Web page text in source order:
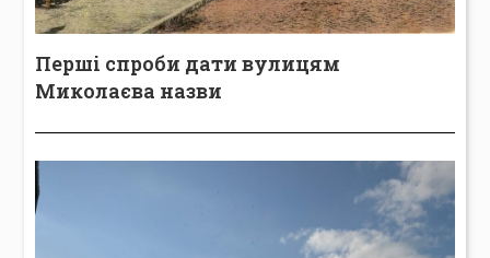
Перші спроби дати вулицям
Миколаєва назви